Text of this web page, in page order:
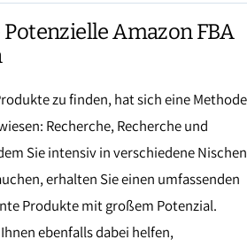
Amazon FBA
zu finden, hat sich eine Methode
Recherche, Recherche und
Sie intensiv in verschiedene Nischen
erhalten Sie einen umfassenden
Produkte mit großem Potenzial.
ebenfalls dabei helfen,